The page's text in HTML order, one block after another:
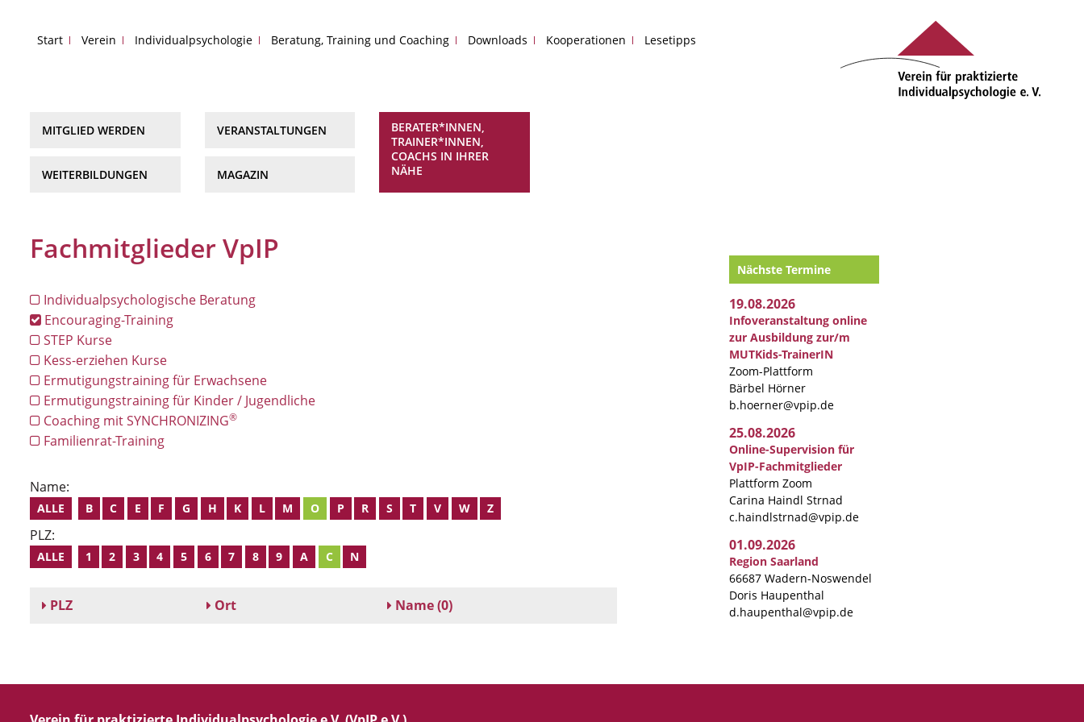
Start Verein Individualpsychologie Beratung, Training und Coaching Downloads Kooperationen Lesetipps
MITGLIED WERDEN
WEITERBILDUNGEN
VERANSTALTUNGEN
MAGAZIN
BERATER*INNEN,
TRAINER*INNEN,
COACHS IN IHRER
NÄHE
Fachmitglieder VpIP
Individualpsychologische Beratung
Encouraging-Training
STEP Kurse
Kess-erziehen Kurse
Ermutigungstraining für Erwachsene
Ermutigungstraining für Kinder / Jugendliche
Coaching mit SYNCHRONIZING®
Familienrat-Training
Name:
ALLE B C E F G H K L M O P R S T V W Z
PLZ:
ALLE 1 2 3 4 5 6 7 8 9 A C N
PLZ Ort Name(0)
Nächste Termine
19.08.2026
Infoveranstaltung online
zur Ausbildung zur/m
MUTKids-TrainerIN
Zoom-Plattform
Bärbel Hörner
b.hoerner@vpip.de
25.08.2026
Online-Supervision für
VpIP-Fachmitglieder
Plattform Zoom
Carina Haindl Strnad
c.haindlstrnad@vpip.de
01.09.2026
Region Saarland
66687 Wadern-Noswendel
Doris Haupenthal
d.haupenthal@vpip.de